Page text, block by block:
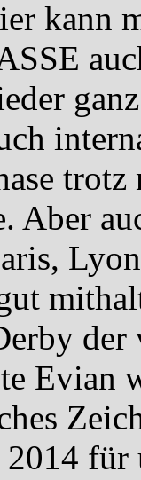
kann
Aber
der
Evian
2014